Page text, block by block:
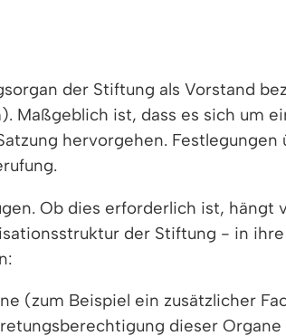
der Stiftung als Vorstand
Maßgeblich ist, dass es sich um
hervorgehen. Festlegungen
Ob dies erforderlich ist, hängt
der Stiftung - in
(zum Beispiel ein zusätzlicher
dieser Organe